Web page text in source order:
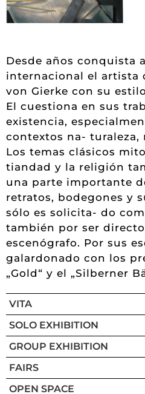
Desde años conquista
internacional el artista
von Gierke con su
El cuestiona en sus
existencia,
contextos na-
Los temas clásicos
tiandad y la religión
una parte importante
retratos, bodegones y
sólo es solicita- do
también por ser
escenógrafo. Por sus
galardonado con los
„Gold“ y el „Silberner
VITA
SOLO EXHIBITION
GROUP EXHIBITION
FAIRS
OPEN SPACE